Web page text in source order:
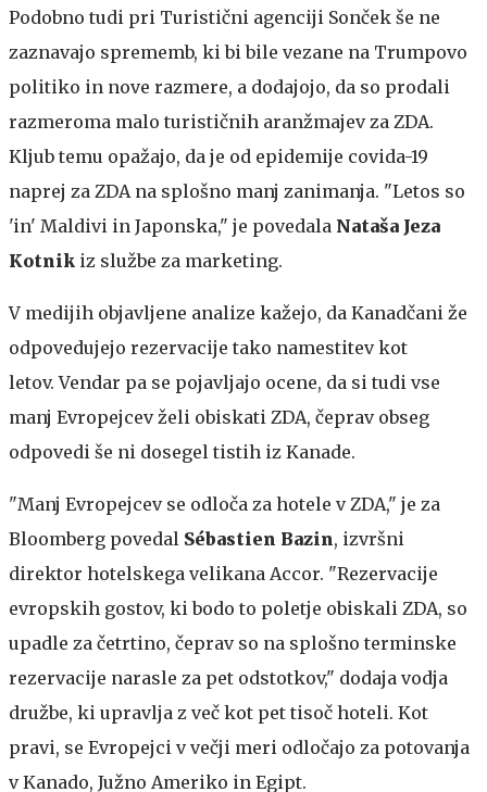
Podobno tudi pri Turistični agenciji Sonček še ne
zaznavajo sprememb, ki bi bile vezane na Trumpovo
politiko in nove razmere, a dodajojo, da so prodali
razmeroma malo turističnih aranžmajev za ZDA.
Kljub temu opažajo, da je od epidemije covida-19
naprej za ZDA na splošno manj zanimanja. "Letos so
'in' Maldivi in Japonska," je povedala Nataša Jeza
Kotnik iz službe za marketing.
V medijih objavljene analize kažejo, da Kanadčani že
odpovedujejo rezervacije tako namestitev kot
letov. Vendar pa se pojavljajo ocene, da si tudi vse
manj Evropejcev želi obiskati ZDA, čeprav obseg
odpovedi še ni dosegel tistih iz Kanade.
"Manj Evropejcev se odloča za hotele v ZDA," je za
Bloomberg povedal Sébastien Bazin, izvršni
direktor hotelskega velikana Accor. "Rezervacije
evropskih gostov, ki bodo to poletje obiskali ZDA, so
upadle za četrtino, čeprav so na splošno terminske
rezervacije narasle za pet odstotkov," dodaja vodja
družbe, ki upravlja z več kot pet tisoč hoteli. Kot
pravi, se Evropejci v večji meri odločajo za potovanja
v Kanado, Južno Ameriko in Egipt.